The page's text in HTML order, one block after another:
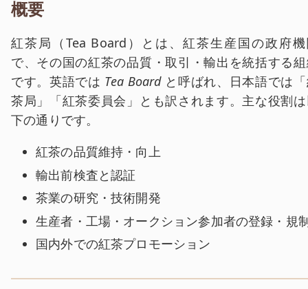
概要
紅茶局（Tea Board）とは、紅茶生産国の政府
で、その国の紅茶の品質・取引・輸出を統括する
です。英語では Tea Boardと呼ばれ、日本語では
茶局」「紅茶委員会」とも訳されます。主な役割
下の通りです。
紅茶の品質維持・向上
輸出前検査と認証
茶業の研究・技術開発
生産者・工場・オークション参加者の登録・規
国内外での紅茶プロモーション